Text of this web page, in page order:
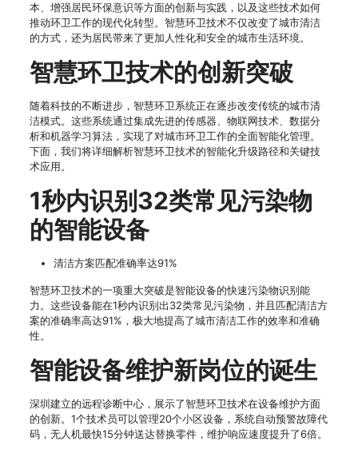
本、增强居民环保意识等方面的创新与实践，以及这些技术如何
推动环卫工作的现代化转型。智慧环卫技术不仅改变了城市清洁
的方式，还为居民带来了更加人性化和安全的城市生活环境。
智慧环卫技术的创新突破
随着科技的不断进步，智慧环卫系统正在逐步改变传统的城市清
洁模式。这些系统通过集成先进的传感器、物联网技术、数据分
析和机器学习算法，实现了对城市环卫工作的全面智能化管理。
下面，我们将详细解析智慧环卫技术的智能化升级路径和关键技
术应用。
1秒内识别32类常见污染物
的智能设备
清洁方案匹配准确率达91%
智慧环卫技术的一项重大突破是智能设备的快速污染物识别能
力。这些设备能在1秒内识别出32类常见污染物，并且匹配清洁方
案的准确率高达91%，极大地提高了城市清洁工作的效率和准确
性。
智能设备维护新岗位的诞生
深圳建立的远程诊断中心，展示了智慧环卫技术在设备维护方面
的创新。1个技术员可以管理20个小区设备，系统自动预警故障代
码，无人机最快15分钟送达替换零件，维护响应速度提升了6倍。